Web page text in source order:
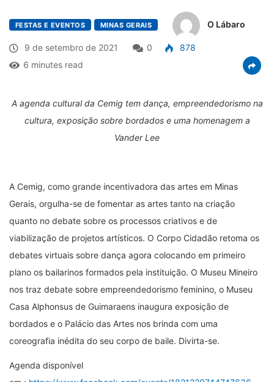
FESTAS E EVENTOS MINAS GERAIS O Lábaro
9 de setembro de 2021 0
878
6 minutes read
A agenda cultural da Cemig tem dança, empreendedorismo na
cultura, exposição sobre bordados e uma homenagem a
Vander Lee
A Cemig, como grande incentivadora das artes em Minas
Gerais, orgulha-se de fomentar as artes tanto na criação
quanto no debate sobre os processos criativos e de
viabilização de projetos artísticos. O Corpo Cidadão retoma os
debates virtuais sobre dança agora colocando em primeiro
plano os bailarinos formados pela instituição. O Museu Mineiro
nos traz debate sobre empreendedorismo feminino, o Museu
Casa Alphonsus de Guimaraens inaugura exposição de
bordados e o Palácio das Artes nos brinda com uma
coreografia inédita do seu corpo de baile. Divirta-se.
Agenda disponível